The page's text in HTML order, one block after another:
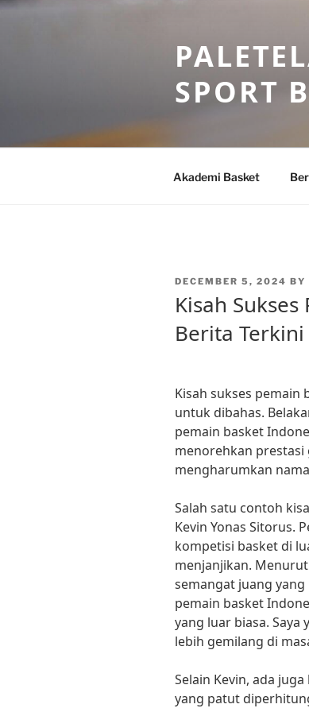
Skip
SPORT
Akademi Basket
POSTED
DECEMBER 5, 2024 BY
Kisah
Berita Terkini
Kisah sukses
untuk dibahas.
pemain basket
menorehkan
mengharumkan
Salah satu contoh
Kevin Yonas Sitorus.
kompetisi basket di
menjanjikan.
semangat juang yang
pemain basket
yang luar biasa.
lebih gemilang di
Selain Kevin, ada
yang patut